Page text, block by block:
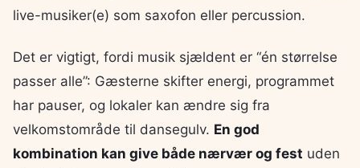
live-musiker(e) som saxofon eller percussion.
Det er vigtigt, fordi musik sjældent er “én størrelse
passer alle”: Gæsterne skifter energi, programmet
har pauser, og lokaler kan ændre sig fra
velkomstområde til dansegulv. En god
kombination kan give både nærvær og fest uden